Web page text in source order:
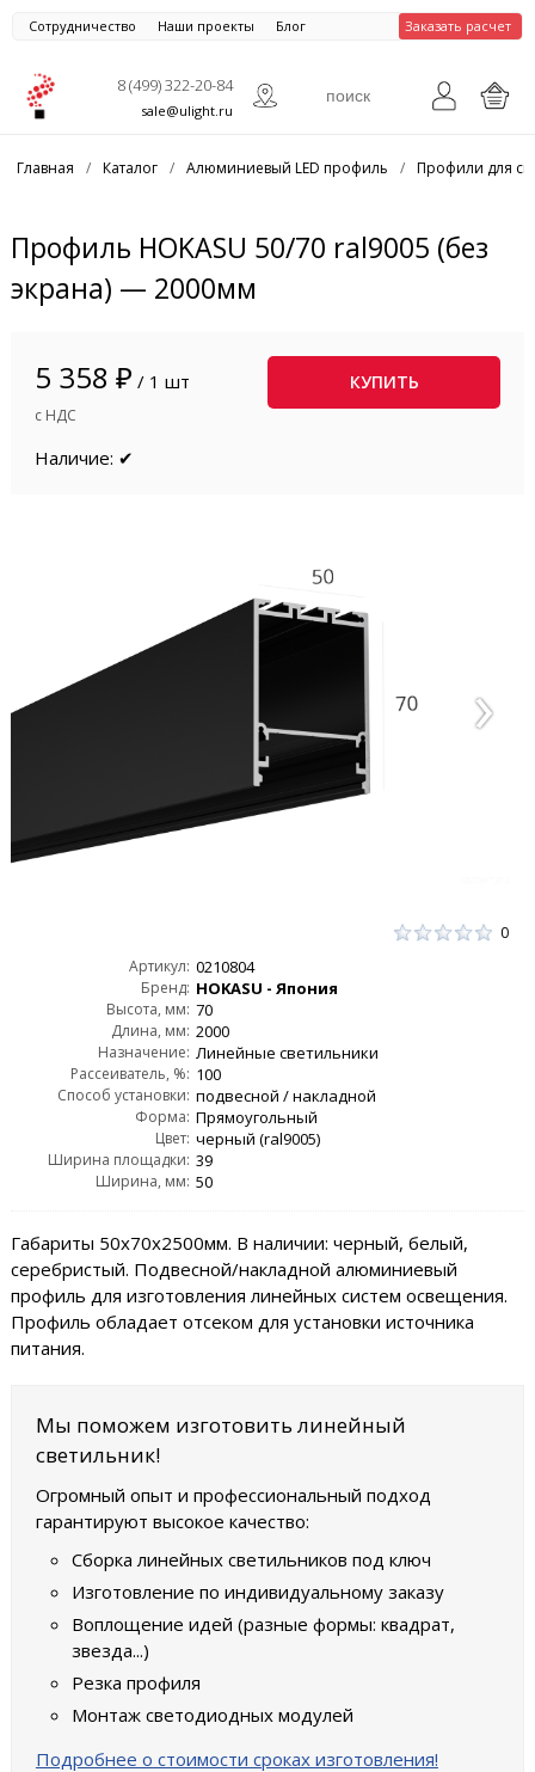
Сотрудничество Наши проекты Блог Заказать расчет
8 (499) 322-20-84
sale@ulight.ru
Главная / Каталог / Алюминиевый LED профиль / Профили для
Профиль HOKASU 50/70 ral9005 (без
экрана) — 2000мм
5 358 ₽ / 1 шт
с НДС
КУПИТЬ
Наличие: ✔
0
Артикул: 0210804
Бренд: HOKASU - Япония
Высота, мм: 70
Длина, мм: 2000
Назначение: Линейные светильники
Рассеиватель, %: 100
Способ установки: подвесной / накладной
Форма: Прямоугольный
Цвет: черный (ral9005)
Ширина площадки: 39
Ширина, мм: 50
Габариты 50х70х2500мм. В наличии: черный, белый,
серебристый. Подвесной/накладной алюминиевый
профиль для изготовления линейных систем освещения.
Профиль обладает отсеком для установки источника
питания.
Мы поможем изготовить линейный
светильник!
Огромный опыт и профессиональный подход
гарантируют высокое качество:
Сборка линейных светильников под ключ
Изготовление по индивидуальному заказу
Воплощение идей (разные формы: квадрат,
звезда...)
Резка профиля
Монтаж светодиодных модулей
Подробнее о стоимости сроках изготовления!